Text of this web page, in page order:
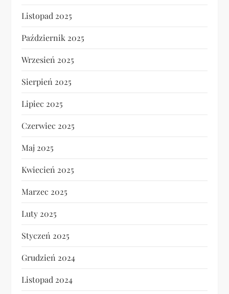
Listopad 2025
Październik 2025
Wrzesień 2025
Sierpień 2025
Lipiec 2025
Czerwiec 2025
Maj 2025
Kwiecień 2025
Marzec 2025
Luty 2025
Styczeń 2025
Grudzień 2024
Listopad 2024